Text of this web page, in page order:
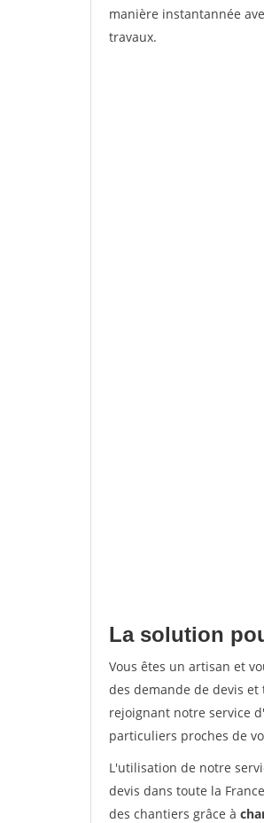
manière instantannée
travaux.
La solution
Vous êtes un artisan et
des demande de devis et
rejoignant notre service
particuliers proches de
L'utilisation de notre
devis dans toute la
des chantiers grâce à